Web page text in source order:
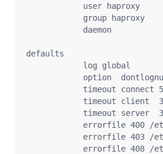
            user haproxy
            group haproxy
            daemon
defaults
            log global
option
timeout connect
timeout client
timeout server
errorfile 400 /
errorfile 403 /
errorfile 408 /